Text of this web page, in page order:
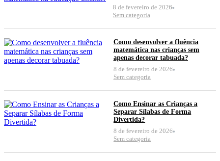
8 de fevereiro de 2026
Sem categoria
Como desenvolver a fluência
matemática nas crianças sem
apenas decorar tabuada?
8 de fevereiro de 2026
Sem categoria
Como Ensinar as Crianças a
Separar Sílabas de Forma
Divertida?
8 de fevereiro de 2026
Sem categoria